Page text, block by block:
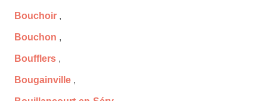
Bouchoir ,
Bouchon ,
Boufflers ,
Bougainville ,